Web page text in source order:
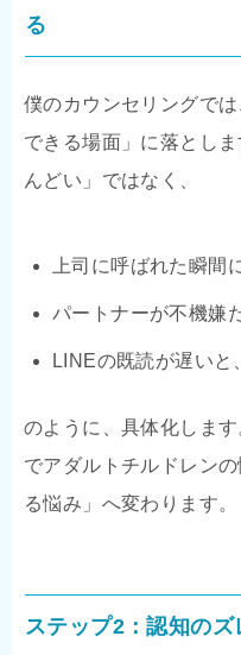
る
僕のカウンセリングで
できる場面」に落とし
んどい」ではなく、
上司に呼ばれた瞬間
パートナーが不機嫌
LINEの既読が遅いと
のように、具体化しま
でアダルトチルドレン
る悩み」へ変わります。
ステップ2：認知の